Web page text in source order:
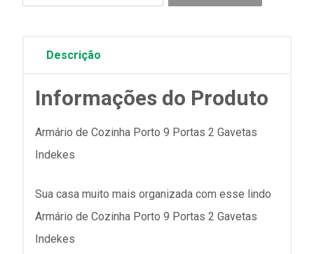
Descrição
Informações do Produto
Armário de Cozinha Porto 9 Portas 2 Gavetas
Indekes
Sua casa muito mais organizada com esse lindo
Armário de Cozinha Porto 9 Portas 2 Gavetas
Indekes